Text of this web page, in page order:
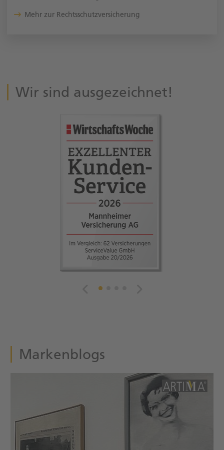
Mehr zur Rechtsschutzversicherung
Wir sind ausgezeichnet!
Markenblogs